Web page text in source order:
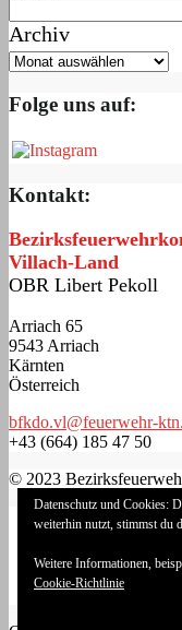
Archiv
Folge uns auf:
Kontakt:
Villach-Land
OBR Libert Pekoll
Arriach 65
9543 Arriach
Kärnten
Österreich
bfkdo.vl@feuerwehr-
+43 (664) 185 47 50
© 2023
Impressum
Cookie-Richtlinie
Login
Datenschutz und Cookies:
weiterhin nutzt, stimmst du
Weitere Informationen,
Cookie-Richtlinie